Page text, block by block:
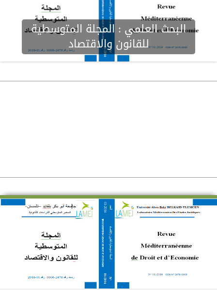
البحث العلمي : المجلة المتوسطية
للقانون والاقتصاد